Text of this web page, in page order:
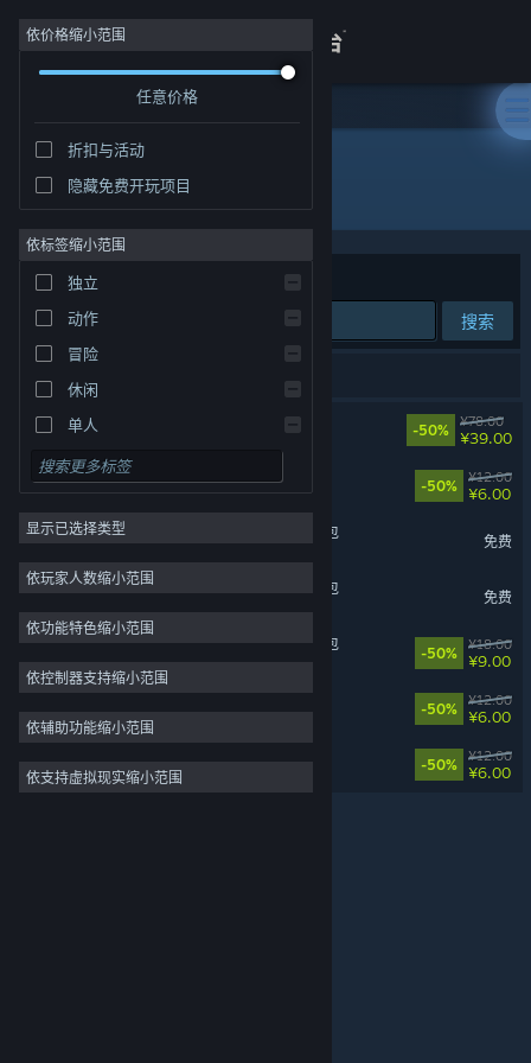
登录
关于
客服
关于蒸汽平台|退款政策|软件许可服务协议
个人信息保护政策|个人信息出境告知书|
依价格缩小范围
任意价格
折扣与活动
隐藏免费开玩项目
依标签缩小范围
独立
动作
冒险
休闲
单人
模拟
角色扮演
策略
2D
3D
免费开玩
氛围
剧情丰富
彩色
显示已选择类型
依玩家人数缩小范围
依功能特色缩小范围
依控制器支持缩小范围
依辅助功能缩小范围
依支持虚拟现实缩小范围
开发者: FunYoo Games
排序依据 相关性
搜索
7 个匹配的搜索结果。
-50%
¥78.00
¥39.00
-50%
¥12.00
¥6.00
山门与幻境 - 我的江湖扩展包
免费
山门与幻境 - 绝世宗门扩展包
免费
山门与幻境 - 幻想之城扩展包
-50%
¥18.00
¥9.00
-50%
¥12.00
¥6.00
-50%
¥12.00
¥6.00